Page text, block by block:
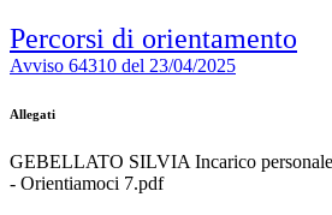
Percorsi di orientamento
Avviso 64310 del 23/04/2025
Allegati
GEBELLATO SILVIA Incarico
- Orientiamoci 7.pdf